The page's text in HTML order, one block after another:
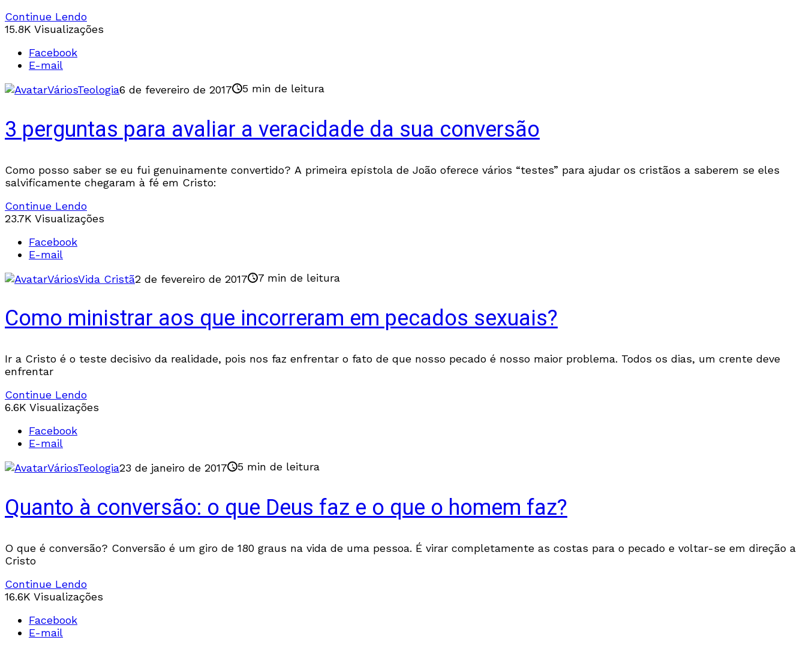
Continue Lendo
15.8K Visualizações
Facebook
E-mail
VáriosTeologia6 de fevereiro de 2017 5 min de leitura
3 perguntas para avaliar a veracidade da sua conversão
Como posso saber se eu fui genuinamente convertido? A primeira epístola de João oferece vários “testes” para ajudar os cristãos a saberem se eles
salvificamente chegaram à fé em Cristo:
Continue Lendo
23.7K Visualizações
Facebook
E-mail
VáriosVida Cristã2 de fevereiro de 2017 7 min de leitura
Como ministrar aos que incorreram em pecados sexuais?
Ir a Cristo é o teste decisivo da realidade, pois nos faz enfrentar o fato de que nosso pecado é nosso maior problema. Todos os dias, um crente deve
enfrentar
Continue Lendo
6.6K Visualizações
Facebook
E-mail
VáriosTeologia23 de janeiro de 2017 5 min de leitura
Quanto à conversão: o que Deus faz e o que o homem faz?
O que é conversão? Conversão é um giro de 180 graus na vida de uma pessoa. É virar completamente as costas para o pecado e voltar-se em direção a
Cristo
Continue Lendo
16.6K Visualizações
Facebook
E-mail